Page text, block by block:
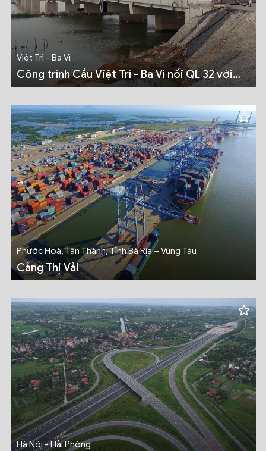
Việt Trì - Ba Vì
Công trình Cầu Việt Trì - Ba Vì nối QL 32 với
QL32C
Phước Hoà, Tân Thành, Tỉnh Bà Rịa – Vũng Tàu
Cảng Thị Vải
Hà Nội - Hải Phòng